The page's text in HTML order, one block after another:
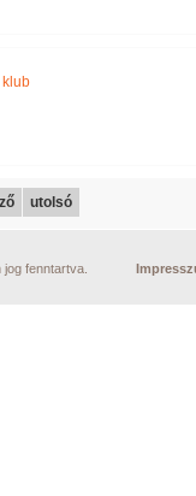
klub
utolsó
fenntartva.